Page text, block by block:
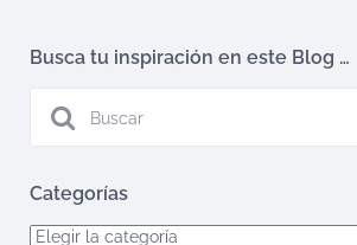
Busca tu inspiración en este Blog …
Categorías
Categorías